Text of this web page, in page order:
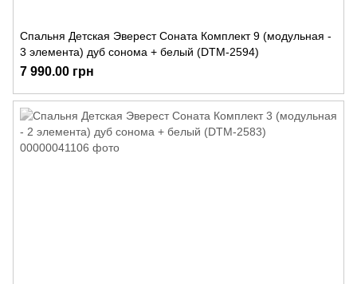
Спальня Детская Эверест Соната Комплект 9 (модульная -
3 элемента) дуб сонома + белый (DTM-2594)
7 990.00 грн